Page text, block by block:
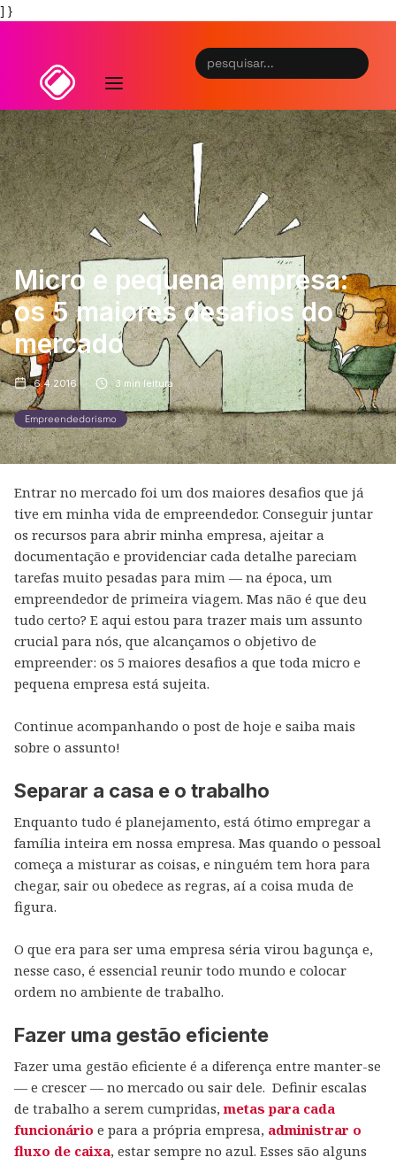
] }
Micro e pequena empresa:
os 5 maiores desafios do
mercado
6.4.2016 3 min leitura
Empreendedorismo
Entrar no mercado foi um dos maiores desafios que já
tive em minha vida de empreendedor. Conseguir juntar
os recursos para abrir minha empresa, ajeitar a
documentação e providenciar cada detalhe pareciam
tarefas muito pesadas para mim — na época, um
empreendedor de primeira viagem. Mas não é que deu
tudo certo? E aqui estou para trazer mais um assunto
crucial para nós, que alcançamos o objetivo de
empreender: os 5 maiores desafios a que toda micro e
pequena empresa está sujeita.
Continue acompanhando o post de hoje e saiba mais
sobre o assunto!
Separar a casa e o trabalho
Enquanto tudo é planejamento, está ótimo empregar a
família inteira em nossa empresa. Mas quando o pessoal
começa a misturar as coisas, e ninguém tem hora para
chegar, sair ou obedece as regras, aí a coisa muda de
figura.
O que era para ser uma empresa séria virou bagunça e,
nesse caso, é essencial reunir todo mundo e colocar
ordem no ambiente de trabalho.
Fazer uma gestão eficiente
Fazer uma gestão eficiente é a diferença entre manter-se
— e crescer — no mercado ou sair dele. Definir escalas
de trabalho a serem cumpridas,metas para cada
funcionário e para a própria empresa, administrar o
fluxo de caixa, estar sempre no azul. Esses são alguns